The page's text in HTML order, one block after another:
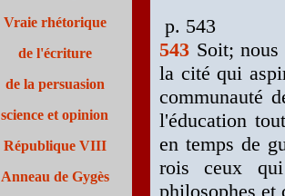
p. 543
543 Soit;
la cité qui
communauté
l'éducation
en temps de
rois ceux
philosophes et
Vraie rhétorique
de l'écriture
de la persuasion
science et opinion
République VIII
Anneau de Gygès